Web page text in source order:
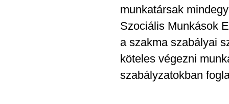
munkatársak
Szociális Munkások
a szakma szabályai
köteles végezni
szabályzatokban